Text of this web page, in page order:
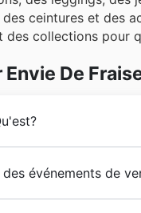
ceintures et des
collections pour
De
à leurs besoins
événements de